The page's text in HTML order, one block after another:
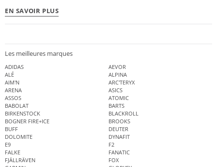
EN SAVOIR PLUS
Les meilleures marques
ADIDAS
AEVOR
ALÉ
ALPINA
AIM'N
ARC'TERYX
ARENA
ASICS
ASSOS
ATOMIC
BABOLAT
BARTS
BIRKENSTOCK
BLACKROLL
BOGNER FIRE+ICE
BROOKS
BUFF
DEUTER
DOLOMITE
DYNAFIT
E9
F2
FALKE
FANATIC
FJÄLLRÄVEN
FOX